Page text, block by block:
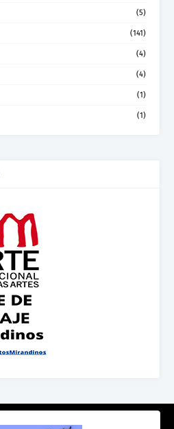
(5)
(141)
(4)
(4)
(1)
(1)